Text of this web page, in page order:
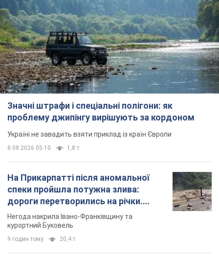
Значні штрафи і спеціальні полігони: як
проблему джипінгу вирішують за кордоном
Україні не завадить взяти приклад із країн Європи
8.08.2026 05:10 1,8 т.
На Прикарпатті після аномальної
спеки пройшла потужна злива:
дороги перетворились на річки.
Відео
Негода накрила Івано-Франківщину та
курортний Буковель
9 годин тому 20,4 т.